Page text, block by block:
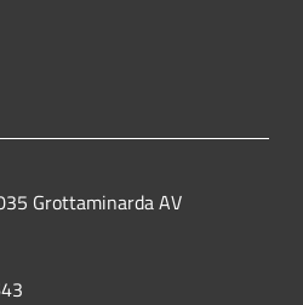
Grottaminarda AV